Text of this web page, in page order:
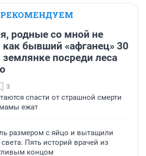
РЕКОМЕНДУЕМ
родные со мной не
бывший «афганец» 30
посреди леса
3
спасти от страшной смерти
ежат
размером с яйцо и вытащили
Пять историй врачей из
концом